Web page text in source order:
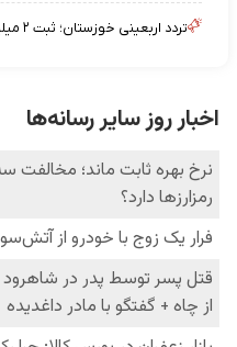
تردد اربعینی خوزستان؛ ثبت ۲ میلیون و ۱۷۰ هزار گذر از شلمچه و چذابه